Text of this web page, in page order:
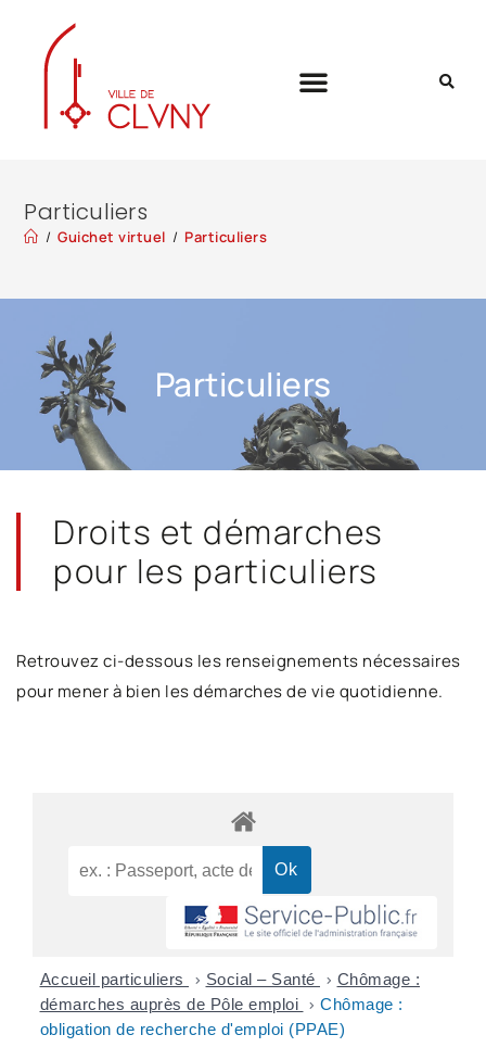
Particuliers
/ Guichet virtuel / Particuliers
Particuliers
Droits et démarches
pour les particuliers
Retrouvez ci-dessous les renseignements nécessaires
pour mener à bien les démarches de vie quotidienne.
Accueil particuliers > Social – Santé > Chômage :
démarches auprès de Pôle emploi > Chômage :
obligation de recherche d'emploi (PPAE)